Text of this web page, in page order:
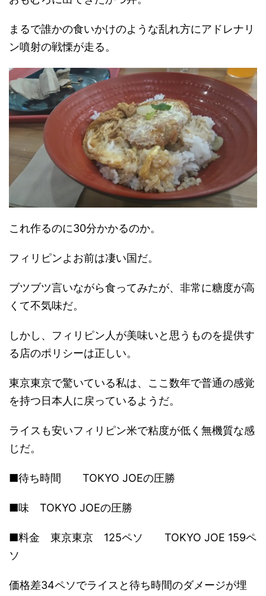
まるで誰かの食いかけのような乱れ方にアドレナリ
ン噴射の戦慄が走る。
これ作るのに30分かかるのか。
フィリピンよお前は凄い国だ。
ブツブツ言いながら食ってみたが、非常に糖度が高
くて不気味だ。
しかし、フィリピン人が美味いと思うものを提供す
る店のポリシーは正しい。
東京東京で驚いている私は、ここ数年で普通の感覚
を持つ日本人に戻っているようだ。
ライスも安いフィリピン米で粘度が低く無機質な感
じだ。
■待ち時間 TOKYO JOEの圧勝
■味 TOKYO JOEの圧勝
■料金 東京東京 125ペソ TOKYO JOE 159ペ
ソ
価格差34ペソでライスと待ち時間のダメージが埋